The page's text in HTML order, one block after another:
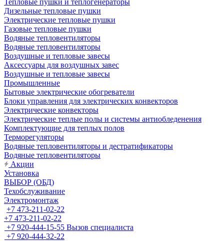
Тепловые пушки и теплогенераторы
Дизельные тепловые пушки
Электрические тепловые пушки
Газовые тепловые пушки
Водяные тепловентиляторы
Водяные тепловентиляторы
Воздушные и тепловые завесы
Аксессуары для воздушных завес
Воздушные и тепловые завесы
Промышленные
Бытовые электрические обогреватели
Блоки управления для электрических конвекторов
Электрические конвекторы
Электрические теплые полы и системы антиобледенения
Комплектующие для теплых полов
Терморегуляторы
Водяные тепловентиляторы и дестратификаторы
Водяные тепловентиляторы
Акции
Установка
ВЫБОР (ОБД)
Техобслуживание
Электромонтаж
+7 473-211-02-22
+7 473-211-02-22
+7 920-444-15-55 Вызов специалиста
+7 920-444-32-22